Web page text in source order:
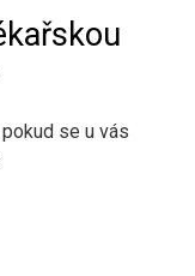
se u vás